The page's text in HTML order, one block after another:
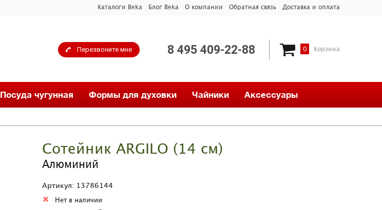
Каталоги Beka Блог Beka О компании Обратная связь Доставка и оплата
Перезвоните мне 8 495 409-22-88 0 Корзина
Посуда чугунная Формы для духовки Чайники Аксессуары
Сотейник ARGILO (14 см)
Алюминий
Артикул: 13786144
Нет в наличии